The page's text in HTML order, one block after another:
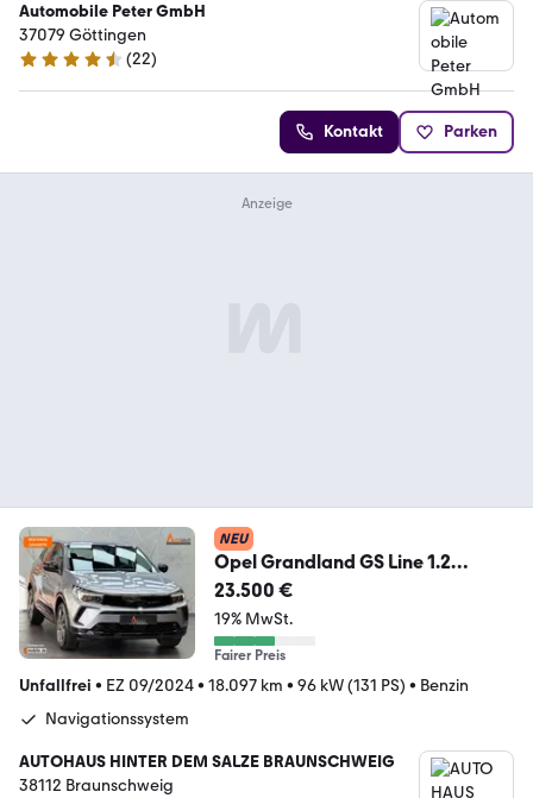
Automobile Peter GmbH
37079 Göttingen
4.7 Sterne
(22)
Kontakt Parken
NEU
Opel Grandland GS Line 1.2
|NAVI|LED|PDC|ALLWETTER|
23.500 €
19% MwSt.
Fairer Preis
Unfallfrei • EZ 09/2024• 18.097 km • 96 kW (131 PS) • Benzin
Navigationssystem
AUTOHAUS HINTER DEM SALZE BRAUNSCHWEIG
38112 Braunschweig